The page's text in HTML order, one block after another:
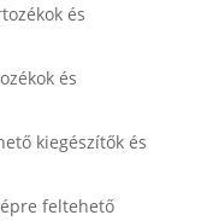
és
és
kiegészítők és
feltehető